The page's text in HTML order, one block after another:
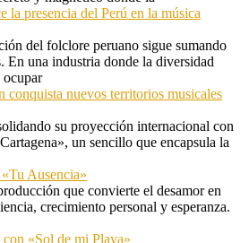
la presencia del Perú en la música
del folclore peruano sigue sumando
En una industria donde la diversidad
ocupar
conquista nuevos territorios musicales
su proyección internacional con
un sencillo que encapsula la
Ausencia»
que convierte el desamor en
crecimiento personal y esperanza.
«Sol de mi Playa»